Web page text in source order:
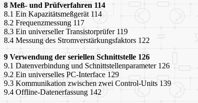
8 Meß- und Prüfverfahren 114
8.1 Ein Kapazitätsmeßgerät 114
8.2 Frequenzmessung 117
8.3 Ein universeller Transistorprüfer 119
8.4 Messung des Stromverstärkungsfaktors 122
9 Verwendung der seriellen Schnittstelle 126
9.1 Datenverbindung und Schnittstellenparameter 126
9.2 Ein universelles PC-Interface 129
9.3 Kommunikation zwischen zwei Control-Units 139
9.4 Offline-Datenerfassung 142